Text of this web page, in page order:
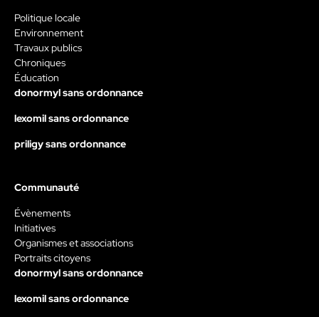
Politique locale
Environnement
Travaux publics
Chroniques
Éducation
donormyl sans ordonnance
lexomil sans ordonnance
priligy sans ordonnance
Communauté
Évènements
Initiatives
Organismes et associations
Portraits citoyens
donormyl sans ordonnance
lexomil sans ordonnance